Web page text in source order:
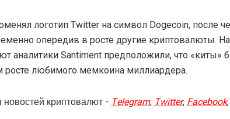
логотип Twitter на символ Dogecoin, после
опередив в росте другие криптовалюты.
аналитики Santiment предположили, что «киты»
любимого мемкоина миллиардера.
криптовалют - Telegram, Twitter, Facebook,